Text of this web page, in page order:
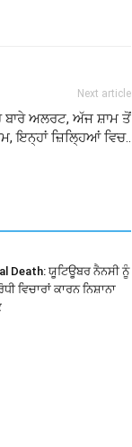
Next article
ਬਾਰੇ ਅਲਰਟ, ਅੱਜ ਸ਼ਾਮ ਤੋਂ
ਇਨ੍ਹਾਂ ਜ਼ਿਲ੍ਹਿਆਂ ਵਿਚ..
Death: ਯੂਟਿਊਬਰ ਨੈਨਸੀ ਨੂੰ
ਵਿਚਾਰਾਂ ਕਾਰਨ ਨਿਸ਼ਾਨਾ